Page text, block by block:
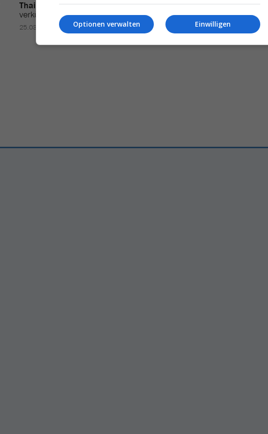
Thailand willvisumfreie Aufenthalte
verkürzen
25.03.2026 – 10:10
Branchentreff inPattaya
neuenDriveinsThailand-
Reisebusiness
Jürg Morf 16.06.2026 – 10:42
Einwilligen
Optionen verwalten